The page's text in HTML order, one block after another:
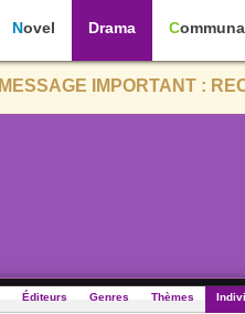
Novel Drama
MESSAGE IMPORTANT :
Éditeurs Genres Thèmes